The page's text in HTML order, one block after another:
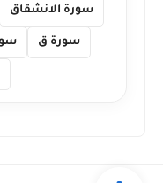
سورة الانشقاق
سورة ق